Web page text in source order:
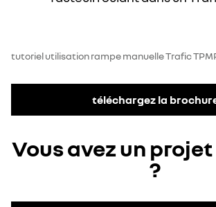
tutoriel utilisation rampe manuelle Trafic
téléchargez la
Vous avez un
?